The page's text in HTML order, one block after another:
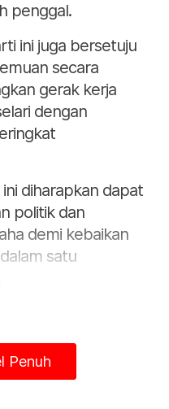
penggal.
ini juga bersetuju
secara
gerak kerja
dengan
diharapkan dapat
politik dan
demi kebaikan
satu
Penuh